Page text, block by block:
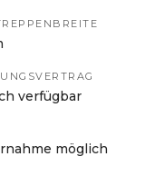
verfügbar
möglich